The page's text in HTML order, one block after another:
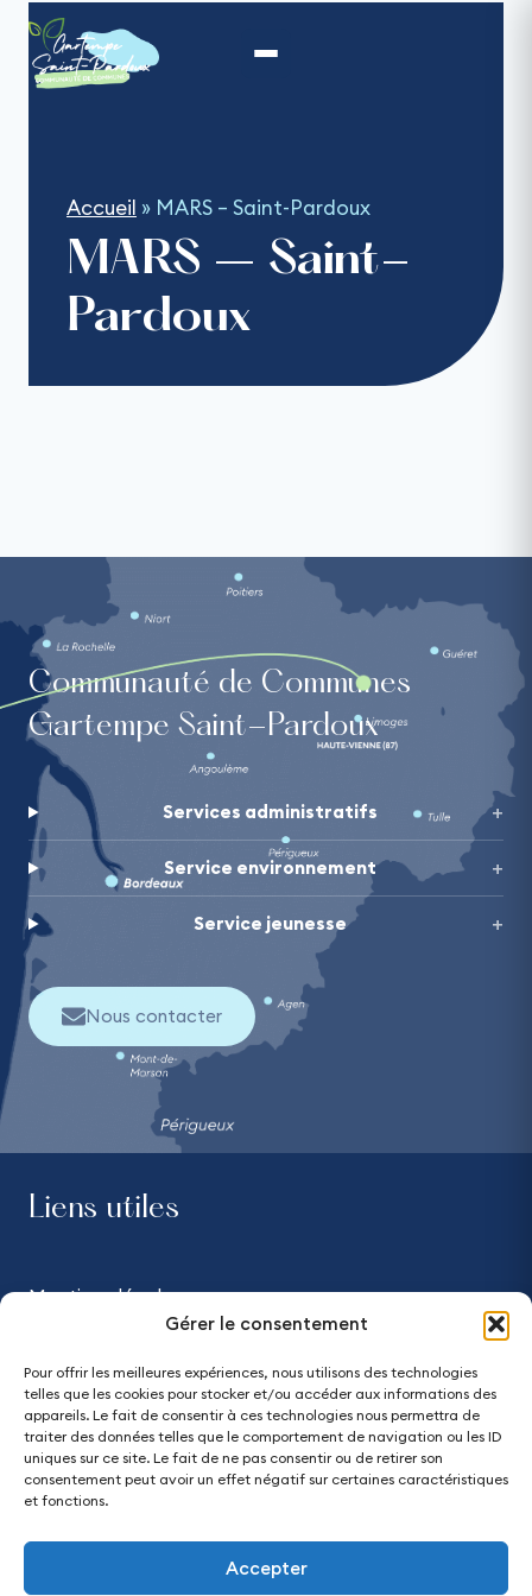
Gérer le consentement
Pour offrir les meilleures expériences, nous utilisons des technologies
telles que les cookies pour stocker et/ou accéder aux informations des
appareils. Le fait de consentir à ces technologies nous permettra de
traiter des données telles que le comportement de navigation ou les ID
uniques sur ce site. Le fait de ne pas consentir ou de retirer son
consentement peut avoir un effet négatif sur certaines caractéristiques
et fonctions.
Accepter
contenu
Accueil » MARS – Saint-Pardoux
MARS – Saint-
Pardoux
Communauté de Communes
Gartempe Saint-Pardoux
Services administratifs
Service environnement
Service jeunesse
Nous contacter
Liens utiles
Mentions légales
Accessibilité - partiellement conforme
Plan du site